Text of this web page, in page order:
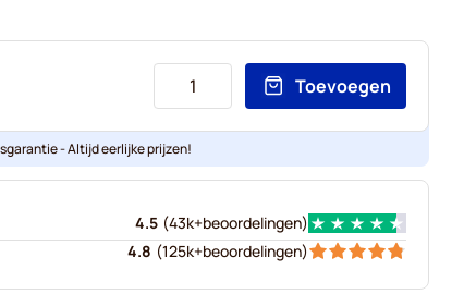
Toevoegen
- Altijd eerlijke prijzen!
4.5 (43k+beoordelingen)
4.8 (125k+beoordelingen)